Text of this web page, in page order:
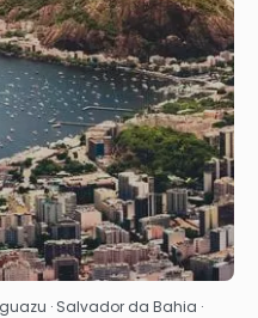
· Salvador da Bahia ·